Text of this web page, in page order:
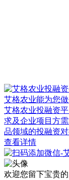
艾格农业能为您做
艾格农业投融资
求及企业项目方
品领域的投融资
查看详情
欢迎您留下宝贵的